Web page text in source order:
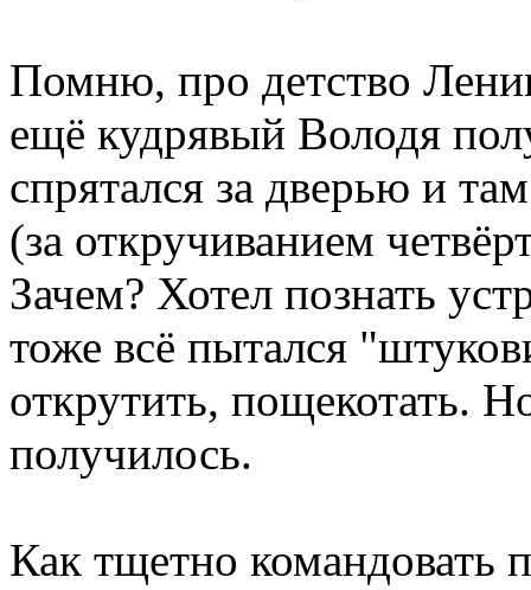
Помню, про детство
ещё кудрявый Володя
спрятался за дверью и
(за откручиванием
Зачем? Хотел познать
тоже всё пытался
открутить, пощекотать.
получилось.
Как тщетно командовать